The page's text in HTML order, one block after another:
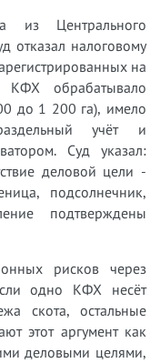
из Центрального
отказал налоговому
на
обрабатывало
до 1 200 га), имело
учёт и
Суд указал:
деловой цели -
подсолнечник,
подтверждены
рисков через
одно КФХ несёт
скота, остальные
этот аргумент как
деловыми целями,